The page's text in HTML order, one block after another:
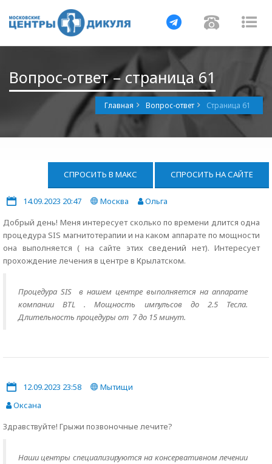
Навигация
Вопрос-ответ – страница 61
Главная Вопрос-ответ Страница 61
СПРОСИТЬ В МАКС СПРОСИТЬ НА САЙТЕ
14.09.2023 20:47 Москва
Ольга
Добрый день! Меня интересует сколько по времени длится одна
процедура SIS магнитотерапии и на каком аппарате по мощности
она выполняется ( на сайте этих сведений нет). Интересует
прохождение лечения в центре в Крылатском.
Процедура SIS в нашем центре выполняется на аппарате
компании BTL . Мощность импульсов до 2.5 Тесла.
Длительность процедуры от 7 до 15 минут.
12.09.2023 23:58
Мытищи
Оксана
Здравствуйте! Грыжи позвоночные лечите?
Наши центры специализируются на консервативном лечении